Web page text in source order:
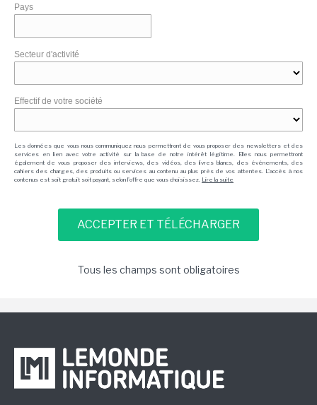
Pays
Secteur d'activité
Effectif de votre société
Les données que vous nous communiquez nous permettront de vous proposer des newsletters et des
services en lien avec votre activité sur la base de notre intérêt légitime. Elles nous permettront
également de vous proposer des interviews, des vidéos, des livres blancs, des événements, des
cahiers des charges, des produits ou services au contenu au plus près de vos attentes. L'accès à nos
contenus est soit gratuit soit payant, selon l'offre que vous choisissez. Lire la suite
Tous les champs sont obligatoires